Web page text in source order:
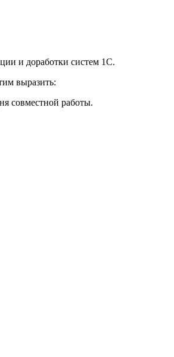
и доработки систем 1С.
выразить:
совместной работы.